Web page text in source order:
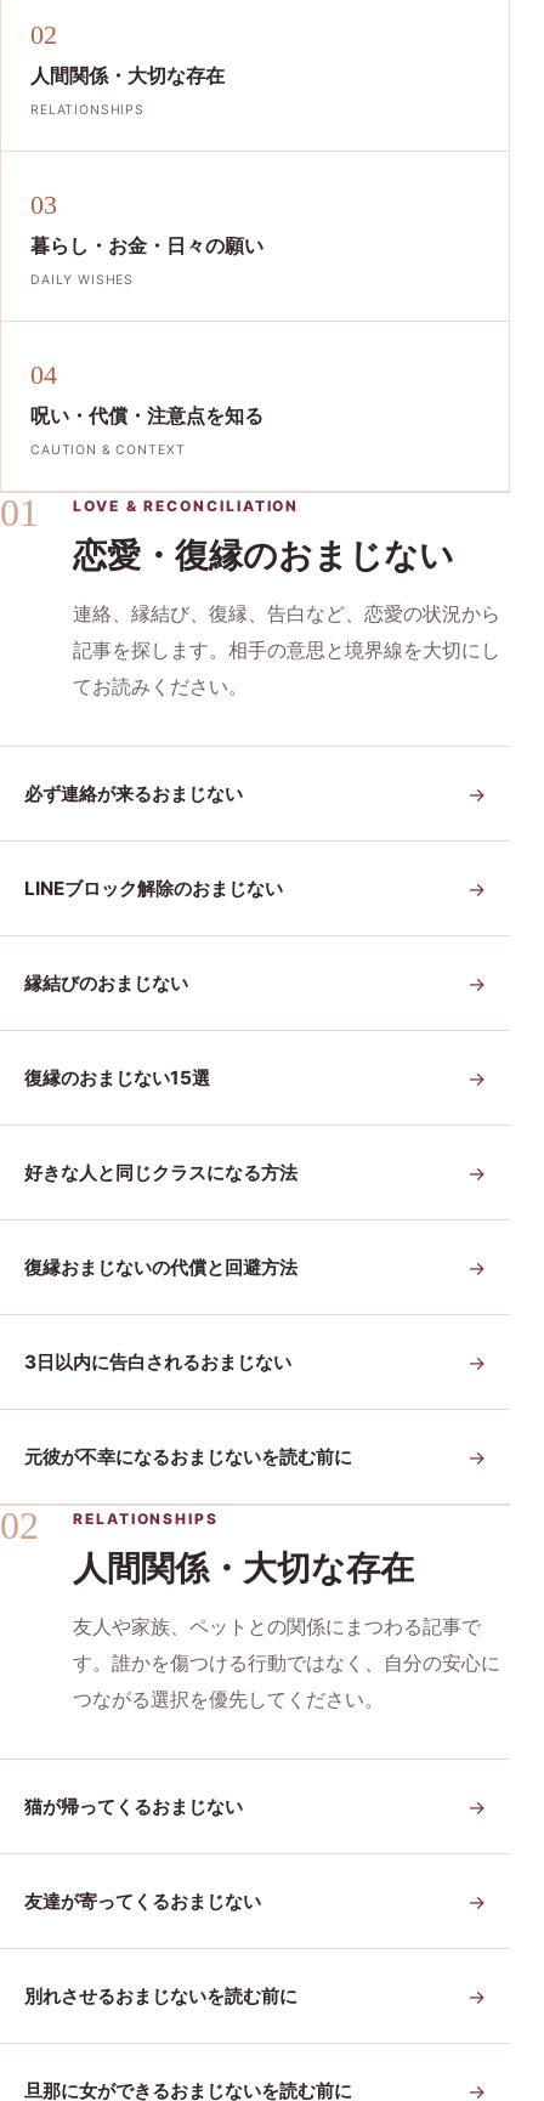
02
人間関係・大切な存在
RELATIONSHIPS
03
暮らし・お金・日々の願い
DAILY WISHES
04
呪い・代償・注意点を知る
CAUTION & CONTEXT
01 LOVE & RECONCILIATION
恋愛・復縁のおまじない
連絡、縁結び、復縁、告白など、恋愛の状況から
記事を探します。相手の意思と境界線を大切にし
てお読みください。
必ず連絡が来るおまじない →
LINEブロック解除のおまじない →
縁結びのおまじない →
復縁のおまじない15選 →
好きな人と同じクラスになる方法 →
復縁おまじないの代償と回避方法 →
3日以内に告白されるおまじない →
元彼が不幸になるおまじないを読む前に →
02 RELATIONSHIPS
人間関係・大切な存在
友人や家族、ペットとの関係にまつわる記事で
す。誰かを傷つける行動ではなく、自分の安心に
つながる選択を優先してください。
猫が帰ってくるおまじない →
友達が寄ってくるおまじない →
別れさせるおまじないを読む前に →
旦那に女ができるおまじないを読む前に →